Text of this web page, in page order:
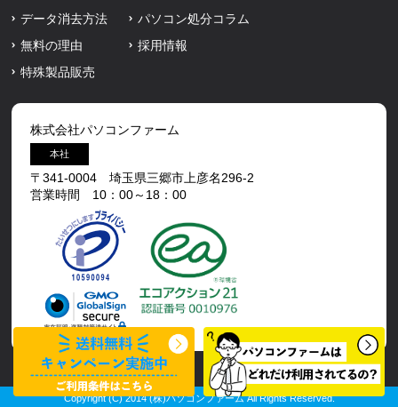
データ消去方法
無料の理由
特殊製品販売
パソコン処分コラム
採用情報
株式会社パソコンファーム
本社
〒341-0004 埼玉県三郷市上彦名296-2
営業時間 10：00～18：00
Copyright (C) 2014 (株)パソコンファーム All Rights Reserved.